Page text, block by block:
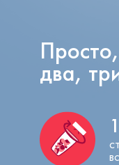
два,